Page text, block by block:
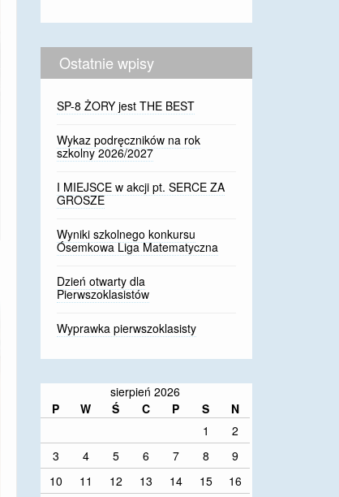
Ostatnie wpisy
SP-8 ŻORY jest THE BEST
Wykaz podręczników na rok
szkolny 2026/2027
I MIEJSCE w akcji pt. SERCE ZA
GROSZE
Wyniki szkolnego konkursu
Ósemkowa Liga Matematyczna
Dzień otwarty dla
Pierwszoklasistów
Wyprawka pierwszoklasisty
sierpień 2026
P
W Ś C P S
N
1
2
3
4 5 6 7 8
9
10
11 12 13 14 15
16